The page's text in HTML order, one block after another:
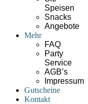
Speisen
Snacks
Angebote
Mehr
FAQ
Party
Service
AGB’s
Impressum
Gutscheine
Kontakt